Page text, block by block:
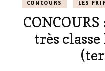
CONCOURS LES
très